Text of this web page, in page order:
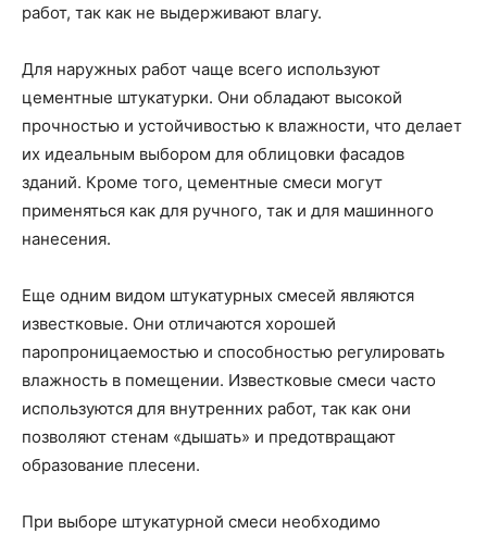
работ, так как не выдерживают влагу.
Для наружных работ чаще всего используют
цементные штукатурки. Они обладают высокой
прочностью и устойчивостью к влажности, что делает
их идеальным выбором для облицовки фасадов
зданий. Кроме того, цементные смеси могут
применяться как для ручного, так и для машинного
нанесения.
Еще одним видом штукатурных смесей являются
известковые. Они отличаются хорошей
паропроницаемостью и способностью регулировать
влажность в помещении. Известковые смеси часто
используются для внутренних работ, так как они
позволяют стенам «дышать» и предотвращают
образование плесени.
При выборе штукатурной смеси необходимо